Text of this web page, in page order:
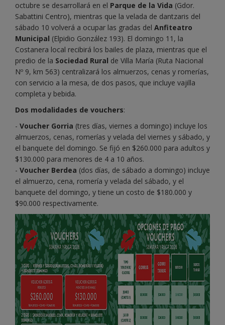
octubre se desarrollará en el Parque de la Vida (Gdor.
Sabattini Centro), mientras que la velada de dantzaris del
sábado 10 volverá a ocupar las gradas del Anfiteatro
Municipal (Elpidio González 193). El domingo 11, la
Costanera local recibirá los bailes de plaza, mientras que el
predio de la Sociedad Rural de Villa María (Ruta Nacional
Nº 9, km 563) centralizará los almuerzos, cenas y romerías,
con servicio a la mesa, de dos pasos, que incluye vajilla
completa y bebida.
Dos modalidades de vouchers:
- Voucher Gorria (tres días, viernes a domingo) incluye los
almuerzos, cenas, romerías y velada del viernes y sábado, y
el banquete del domingo. Se fijó en $260.000 para adultos y
$130.000 para menores de 4 a 10 años.
- Voucher Berdea (dos días, de sábado a domingo) incluye
el almuerzo, cena, romería y velada del sábado, y el
banquete del domingo, y tiene un costo de $180.000 y
$90.000 respectivamente.